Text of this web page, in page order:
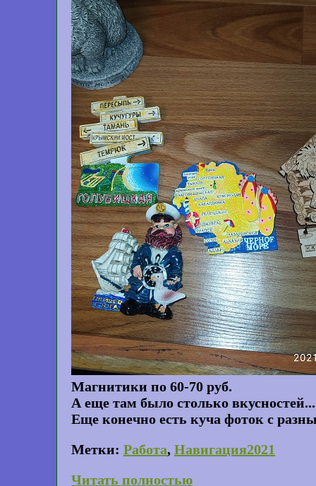
Магнитики по 60-70 руб.
А еще там было столько
Еще конечно есть куча фоток с
Метки: Работа, Навигация2021
Читать полностью